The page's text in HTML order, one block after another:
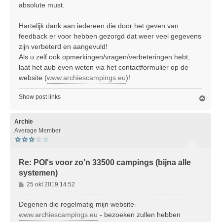
absolute must.
Hartelijk dank aan iedereen die door het geven van
feedback er voor hebben gezorgd dat weer veel gegevens
zijn verbeterd en aangevuld!
Als u zelf ook opmerkingen/vragen/verbeteringen hebt,
laat het aub even weten via het contactformulier op de
website (www.archiescampings.eu)!
Show post links
Archie
Average Member
Re: POI's voor zo'n 33500 campings (bijna alle
systemen)
B
e
r
c
25 okt 2019 14:52
Degenen die regelmatig mijn website-
www.archiescampings.eu - bezoeken zullen hebben